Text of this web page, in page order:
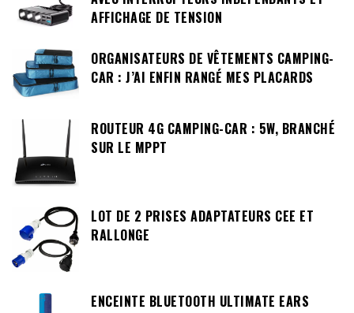
AFFICHAGE DE TENSION
ORGANISATEURS DE VÊTEMENTS CAMPING-
CAR : J’AI ENFIN RANGÉ MES PLACARDS
ROUTEUR 4G CAMPING-CAR : 5W, BRANCHÉ
SUR LE MPPT
LOT DE 2 PRISES ADAPTATEURS CEE ET
RALLONGE
ENCEINTE BLUETOOTH ULTIMATE EARS